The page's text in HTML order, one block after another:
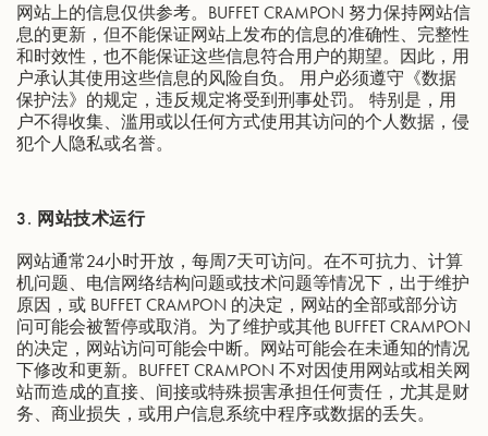
网站上的信息仅供参考。BUFFET CRAMPON 努力保持网站信
息的更新，但不能保证网站上发布的信息的准确性、完整性
和时效性，也不能保证这些信息符合用户的期望。因此，用
户承认其使用这些信息的风险自负。 用户必须遵守《数据
保护法》的规定，违反规定将受到刑事处罚。 特别是，用
户不得收集、滥用或以任何方式使用其访问的个人数据，侵
犯个人隐私或名誉。
3. 网站技术运行
网站通常24小时开放，每周7天可访问。在不可抗力、计算
机问题、电信网络结构问题或技术问题等情况下，出于维护
原因，或 BUFFET CRAMPON 的决定，网站的全部或部分访
问可能会被暂停或取消。为了维护或其他 BUFFET CRAMPON
的决定，网站访问可能会中断。网站可能会在未通知的情况
下修改和更新。BUFFET CRAMPON 不对因使用网站或相关网
站而造成的直接、间接或特殊损害承担任何责任，尤其是财
务、商业损失，或用户信息系统中程序或数据的丢失。